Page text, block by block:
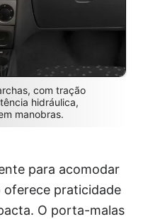
com tração
hidráulica,
manobras.
para acomodar
oferece praticidade
O porta-malas